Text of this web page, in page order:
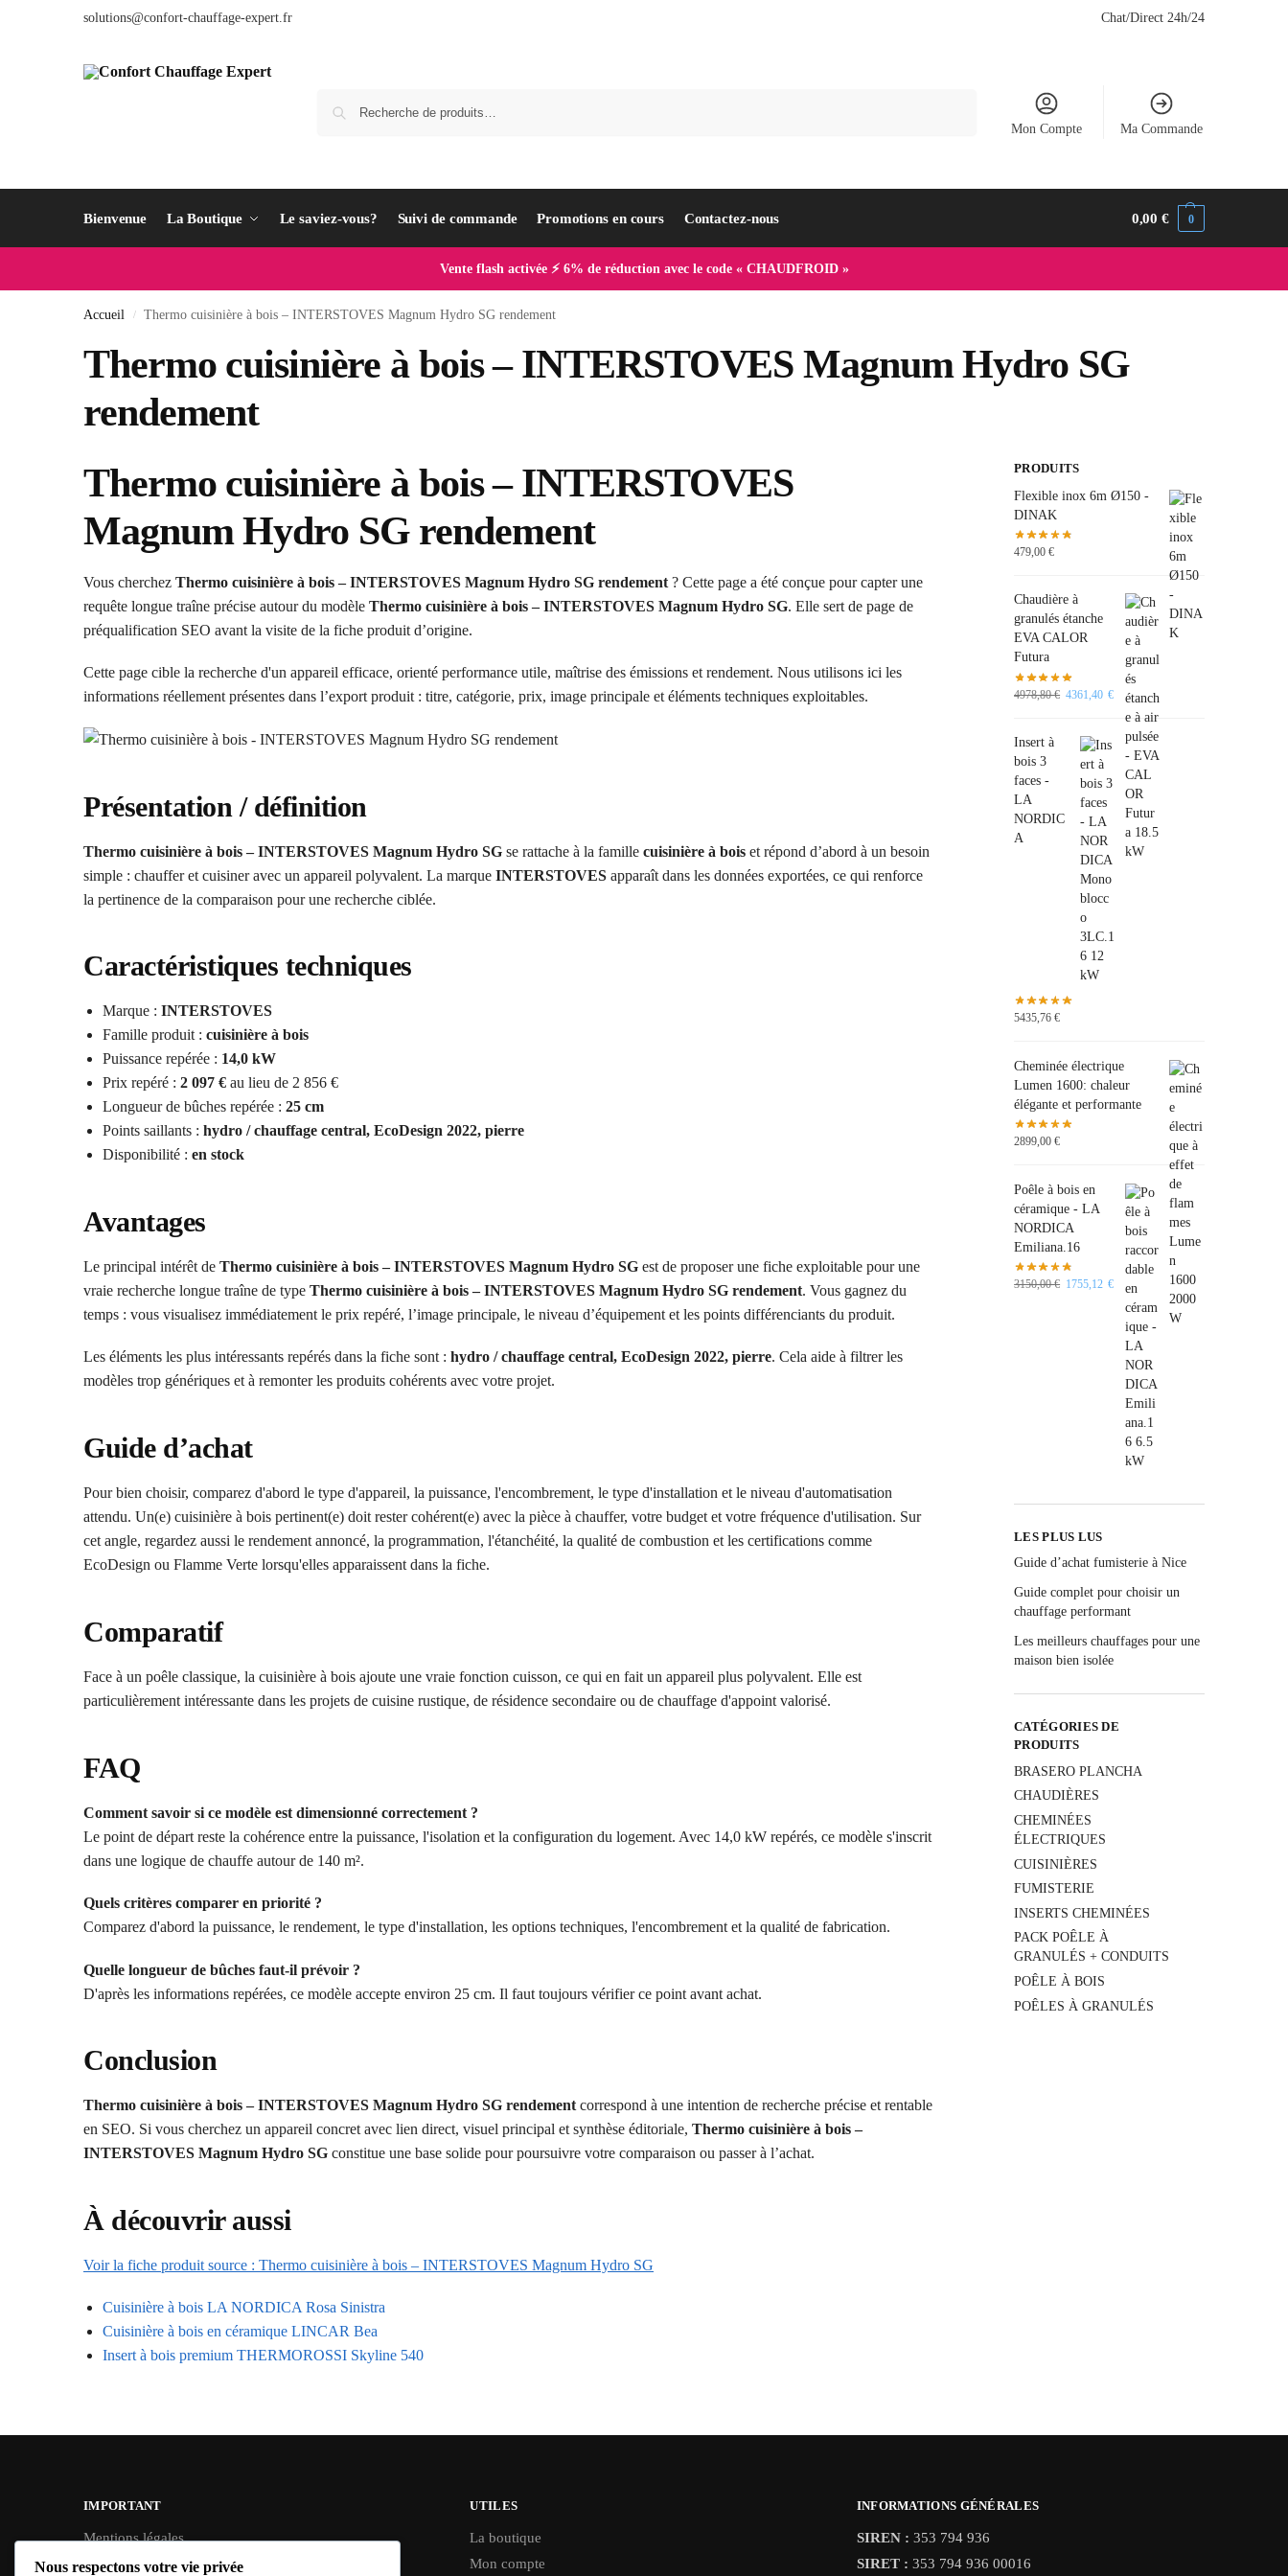
solutions@confort-chauffage-expert.fr Chat/Direct 24h/24
Mon Compte Ma Commande
Bienvenue La Boutique Le saviez-vous? Suivi de commande Promotions en cours Contactez-nous 0,00€ 0
Vente flash activée ⚡ 6% de réduction avec le code « CHAUDFROID »
Accueil / Thermo cuisinière à bois – INTERSTOVES Magnum Hydro SG rendement
Thermo cuisinière à bois – INTERSTOVES Magnum Hydro SG
rendement
Thermo cuisinière à bois – INTERSTOVES
Magnum Hydro SG rendement
Vous cherchez Thermo cuisinière à bois – INTERSTOVES Magnum Hydro SG rendement ? Cette page a été conçue pour capter une
requête longue traîne précise autour du modèle Thermo cuisinière à bois – INTERSTOVES Magnum Hydro SG. Elle sert de page de
préqualification SEO avant la visite de la fiche produit d’origine.
Cette page cible la recherche d'un appareil efficace, orienté performance utile, maîtrise des émissions et rendement. Nous utilisons ici les
informations réellement présentes dans l’export produit : titre, catégorie, prix, image principale et éléments techniques exploitables.
Présentation / définition
Thermo cuisinière à bois – INTERSTOVES Magnum Hydro SG se rattache à la famille cuisinière à bois et répond d’abord à un besoin
simple : chauffer et cuisiner avec un appareil polyvalent. La marque INTERSTOVES apparaît dans les données exportées, ce qui renforce
la pertinence de la comparaison pour une recherche ciblée.
Caractéristiques techniques
Marque : INTERSTOVES
Famille produit : cuisinière à bois
Puissance repérée : 14,0 kW
Prix repéré : 2 097 € au lieu de 2 856 €
Longueur de bûches repérée : 25 cm
Points saillants : hydro / chauffage central, EcoDesign 2022, pierre
Disponibilité : en stock
Avantages
Le principal intérêt de Thermo cuisinière à bois – INTERSTOVES Magnum Hydro SG est de proposer une fiche exploitable pour une
vraie recherche longue traîne de type Thermo cuisinière à bois – INTERSTOVES Magnum Hydro SG rendement. Vous gagnez du
temps : vous visualisez immédiatement le prix repéré, l’image principale, le niveau d’équipement et les points différenciants du produit.
Les éléments les plus intéressants repérés dans la fiche sont : hydro / chauffage central, EcoDesign 2022, pierre. Cela aide à filtrer les
modèles trop génériques et à remonter les produits cohérents avec votre projet.
Guide d’achat
Pour bien choisir, comparez d'abord le type d'appareil, la puissance, l'encombrement, le type d'installation et le niveau d'automatisation
attendu. Un(e) cuisinière à bois pertinent(e) doit rester cohérent(e) avec la pièce à chauffer, votre budget et votre fréquence d'utilisation. Sur
cet angle, regardez aussi le rendement annoncé, la programmation, l'étanchéité, la qualité de combustion et les certifications comme
EcoDesign ou Flamme Verte lorsqu'elles apparaissent dans la fiche.
Comparatif
Face à un poêle classique, la cuisinière à bois ajoute une vraie fonction cuisson, ce qui en fait un appareil plus polyvalent. Elle est
particulièrement intéressante dans les projets de cuisine rustique, de résidence secondaire ou de chauffage d'appoint valorisé.
FAQ
Comment savoir si ce modèle est dimensionné correctement ?
Le point de départ reste la cohérence entre la puissance, l'isolation et la configuration du logement. Avec 14,0 kW repérés, ce modèle s'inscrit
dans une logique de chauffe autour de 140 m².
Quels critères comparer en priorité ?
Comparez d'abord la puissance, le rendement, le type d'installation, les options techniques, l'encombrement et la qualité de fabrication.
Quelle longueur de bûches faut-il prévoir ?
D'après les informations repérées, ce modèle accepte environ 25 cm. Il faut toujours vérifier ce point avant achat.
Conclusion
Thermo cuisinière à bois – INTERSTOVES Magnum Hydro SG rendement correspond à une intention de recherche précise et rentable
en SEO. Si vous cherchez un appareil concret avec lien direct, visuel principal et synthèse éditoriale, Thermo cuisinière à bois –
INTERSTOVES Magnum Hydro SG constitue une base solide pour poursuivre votre comparaison ou passer à l’achat.
À découvrir aussi
Voir la fiche produit source : Thermo cuisinière à bois – INTERSTOVES Magnum Hydro SG
Cuisinière à bois LA NORDICA Rosa Sinistra
Cuisinière à bois en céramique LINCAR Bea
Insert à bois premium THERMOROSSI Skyline 540
PRODUITS
Flexible inox 6m Ø150 -
DINAK
479,00€
Chaudière à
granulés étanche
EVA CALOR
Futura
4978,80€ 4361,40 €
Insert à
bois 3
faces -
LA
NORDIC
A
5435,76€
Cheminée électrique
Lumen 1600: chaleur
élégante et performante
2899,00€
Poêle à bois en
céramique - LA
NORDICA
Emiliana.16
3150,00€ 1755,12 €
LES PLUS LUS
Guide d’achat fumisterie à Nice
Guide complet pour choisir un
chauffage performant
Les meilleurs chauffages pour une
maison bien isolée
CATÉGORIES DE
PRODUITS
BRASERO PLANCHA
CHAUDIÈRES
CHEMINÉES
ÉLECTRIQUES
CUISINIÈRES
FUMISTERIE
INSERTS CHEMINÉES
PACK POÊLE À
GRANULÉS + CONDUITS
POÊLE À BOIS
POÊLES À GRANULÉS
IMPORTANT
Mentions légales
Conditions Générales de Vente
UTILES
La boutique
Mon compte
INFORMATIONS GÉNÉRALES
SIREN : 353 794 936
SIRET : 353 794 936 00016
Nous respectons votre vie privée